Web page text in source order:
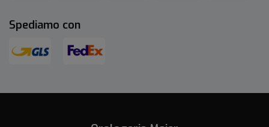
Spediamo con